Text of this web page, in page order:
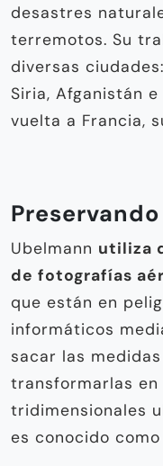
desastres
terremotos. Su
diversas
Siria, Afganistán
vuelta a Francia,
Ubelmann utiliza
de fotografías
que están en
informáticos
sacar las
transformarlas
tridimensionales
es conocido